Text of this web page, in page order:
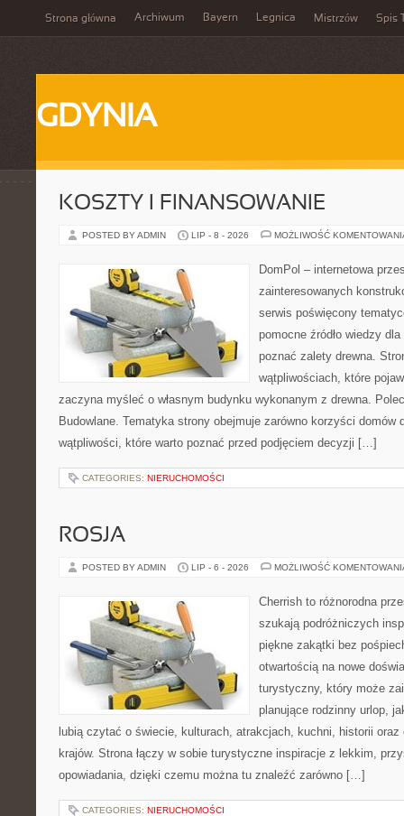
Strona główna Archiwum Bayern Legnica Mistrzów Spis
GDYNIA
KOSZTY I FINANSOWANIE
POSTED BY ADMIN LIP - 8 - 2026 MOŻLIWOŚĆ
DomPol – internetowa
zainteresowanych
serwis poświęcony
pomocne źródło wiedzy
poznać zalety drewna.
wątpliwościach, które
zaczyna myśleć o własnym budynku wykonanym z drewna.
Budowlane. Tematyka strony obejmuje zarówno korzyści domów
wątpliwości, które warto poznać przed podjęciem decyzji […]
CATEGORIES: NIERUCHOMOŚCI
ROSJA
POSTED BY ADMIN LIP - 6 - 2026 MOŻLIWOŚĆ
Cherrish to różnorodna
szukają podróżniczych
piękne zakątki bez
otwartością na nowe
turystyczny, który może
planujące rodzinny urlop,
lubią czytać o świecie, kulturach, atrakcjach, kuchni, historii
krajów. Strona łączy w sobie turystyczne inspiracje z lekkim,
opowiadania, dzięki czemu można tu znaleźć zarówno […]
CATEGORIES: NIERUCHOMOŚCI